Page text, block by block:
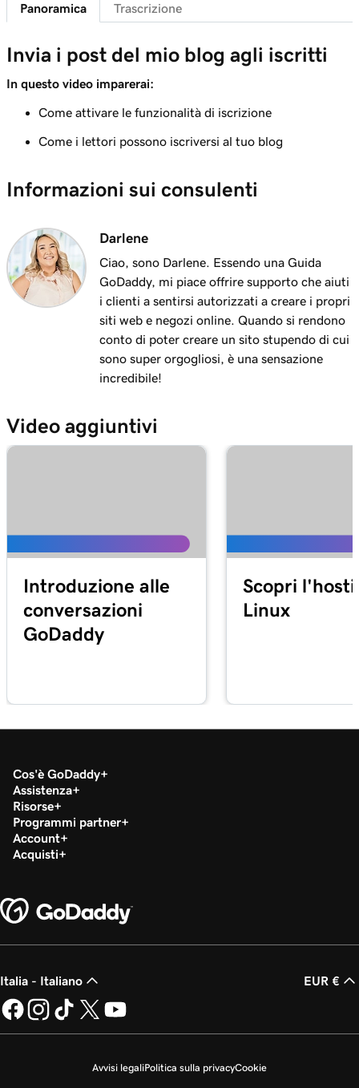
Aggiungi un pulsante per le donazioni al mio
blog
1m 58s
Aggiunta di un blog al tuo sito web
+ Marketing
Lezione 10 (di 10)
Invia i post del mio blog agli iscritti
Panoramica Trascrizione
Invia i post del mio blog agli iscritti
In questo video imparerai:
Come attivare le funzionalità di iscrizione
Come i lettori possono iscriversi al tuo blog
Informazioni sui consulenti
Darlene
Ciao, sono Darlene. Essendo una Guida
GoDaddy, mi piace offrire supporto che aiuti
i clienti a sentirsi autorizzati a creare i propri
siti web e negozi online. Quando si rendono
conto di poter creare un sito stupendo di cui
sono super orgogliosi, è una sensazione
incredibile!
Video aggiuntivi
Introduzione alle
conversazioni
GoDaddy
Scopri
Linux
Cos'è GoDaddy
Assistenza
Risorse
Programmi partner
Account
Acquisti
Italia - Italiano EUR €
Avvisi legaliPolitica sulla privacyCookie